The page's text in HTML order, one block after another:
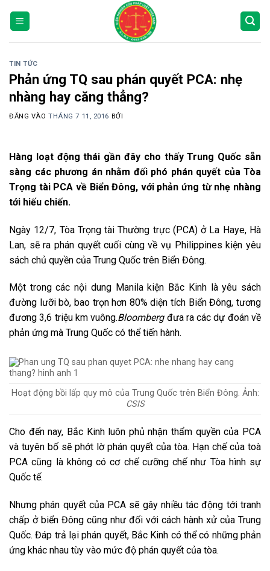
TIN TỨC
Phản ứng TQ sau phán quyết PCA: nhẹ
nhàng hay căng thẳng?
ĐĂNG VÀOTHÁNG 7 11, 2016 BỞI
Hàng loạt động thái gần đây cho thấy Trung Quốc sẵn
sàng các phương án nhằm đối phó phán quyết của Tòa
Trọng tài PCA về Biển Đông, với phản ứng từ nhẹ nhàng
tới hiếu chiến.
Ngày 12/7, Tòa Trọng tài Thường trực (PCA) ở La Haye, Hà
Lan, sẽ ra phán quyết cuối cùng về vụ Philippines kiện yêu
sách chủ quyền của Trung Quốc trên Biển Đông.
Một trong các nội dung Manila kiện Bắc Kinh là yêu sách
đường lưỡi bò, bao trọn hơn 80% diện tích Biển Đông, tương
đương 3,6 triệu km vuông.Bloombergđưa ra các dự đoán về
phản ứng mà Trung Quốc có thể tiến hành.
Hoạt động bồi lấp quy mô của Trung Quốc trên Biển Đông. Ảnh:
CSIS
Cho đến nay, Bắc Kinh luôn phủ nhận thẩm quyền của PCA
và tuyên bố sẽ phớt lờ phán quyết của tòa. Hạn chế của toà
PCA cũng là không có cơ chế cưỡng chế như Tòa hình sự
Quốc tế.
Nhưng phán quyết của PCA sẽ gây nhiều tác động tới tranh
chấp ở biển Đông cũng như đối với cách hành xử của Trung
Quốc. Đáp trả lại phán quyết, Bắc Kinh có thể có những phản
ứng khác nhau tùy vào mức độ phán quyết của tòa.